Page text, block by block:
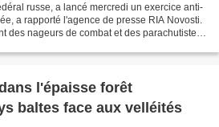
russe, a lancé mercredi un exercice anti-
a rapporté l'agence de presse RIA Novosti.
des nageurs de combat et des parachutistes,
l'épaisse forêt
baltes face aux velléités